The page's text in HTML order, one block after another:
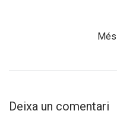
Deixa un comentari